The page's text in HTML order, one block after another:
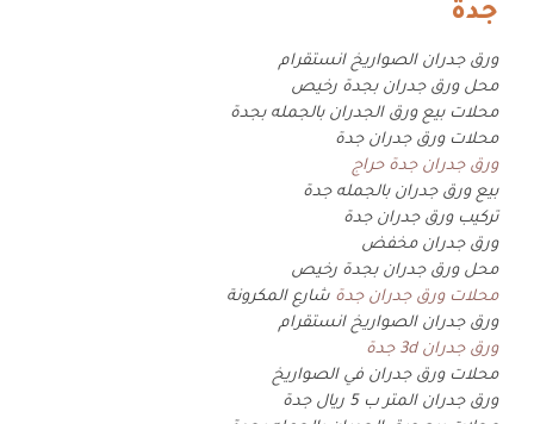
جدة
ورق جدران الصواريخ انستقرام
محل ورق جدران بجدة رخيص
محلات بيع ورق الجدران بالجمله بجدة
محلات ورق جدران جدة
ورق جدران جدة حراج
بيع ورق جدران بالجمله جدة
تركيب ورق جدران جدة
ورق جدران مخفض
محل ورق جدران بجدة رخيص
محلات ورق جدران جدة شارع المكرونة
ورق جدران الصواريخ انستقرام
ورق جدران 3d جدة
محلات ورق جدران في الصواريخ
ورق جدران المتر ب 5 ريال جدة